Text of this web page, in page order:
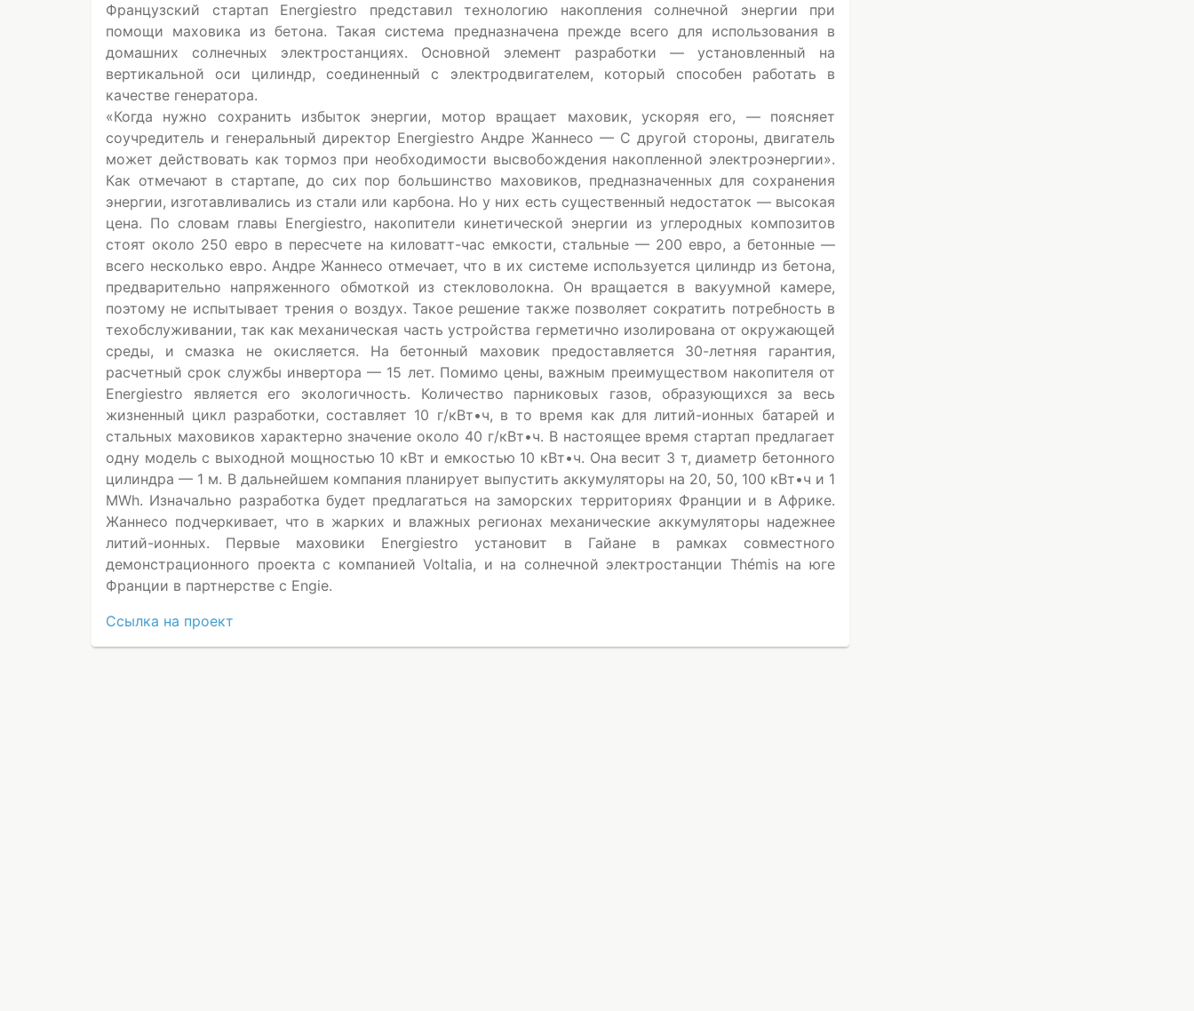
Французский стартап Energiestro представил технологию накопления солнечной энергии при
помощи маховика из бетона. Такая система предназначена прежде всего для использования в
домашних солнечных электростанциях. Основной элемент разработки — установленный на
вертикальной оси цилиндр, соединенный с электродвигателем, который способен работать в
качестве генератора.
«Когда нужно сохранить избыток энергии, мотор вращает маховик, ускоряя его, — поясняет
соучредитель и генеральный директор Energiestro Андре Жаннесо — С другой стороны, двигатель
может действовать как тормоз при необходимости высвобождения накопленной электроэнергии».
Как отмечают в стартапе, до сих пор большинство маховиков, предназначенных для сохранения
энергии, изготавливались из стали или карбона. Но у них есть существенный недостаток — высокая
цена. По словам главы Energiestro, накопители кинетической энергии из углеродных композитов
стоят около 250 евро в пересчете на киловатт-час емкости, стальные — 200 евро, а бетонные —
всего несколько евро. Андре Жаннесо отмечает, что в их системе используется цилиндр из бетона,
предварительно напряженного обмоткой из стекловолокна. Он вращается в вакуумной камере,
поэтому не испытывает трения о воздух. Такое решение также позволяет сократить потребность в
техобслуживании, так как механическая часть устройства герметично изолирована от окружающей
среды, и смазка не окисляется. На бетонный маховик предоставляется 30-летняя гарантия,
расчетный срок службы инвертора — 15 лет. Помимо цены, важным преимуществом накопителя от
Energiestro является его экологичность. Количество парниковых газов, образующихся за весь
жизненный цикл разработки, составляет 10 г/кВт•ч, в то время как для литий-ионных батарей и
стальных маховиков характерно значение около 40 г/кВт•ч. В настоящее время стартап предлагает
одну модель с выходной мощностью 10 кВт и емкостью 10 кВт•ч. Она весит 3 т, диаметр бетонного
цилиндра — 1 м. В дальнейшем компания планирует выпустить аккумуляторы на 20, 50, 100 кВт•ч и 1
MWh. Изначально разработка будет предлагаться на заморских территориях Франции и в Африке.
Жаннесо подчеркивает, что в жарких и влажных регионах механические аккумуляторы надежнее
литий-ионных. Первые маховики Energiestro установит в Гайане в рамках совместного
демонстрационного проекта с компанией Voltalia, и на солнечной электростанции Thémis на юге
Франции в партнерстве с Engie.
Ссылка на проект